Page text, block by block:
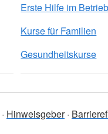
Erste Hilfe im Betrieb
Kurse für Familien
Gesundheitskurse
Hinweisgeber